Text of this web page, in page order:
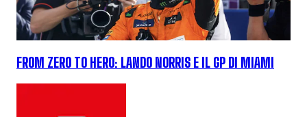
FROM ZERO TO HERO: LANDO NORRIS E IL GP DI MIAMI